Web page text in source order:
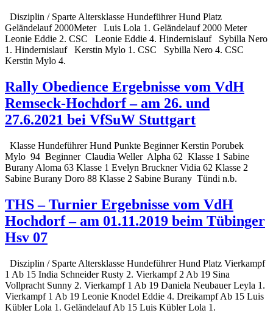
Disziplin / Sparte Altersklasse Hundeführer Hund Platz
Geländelauf 2000Meter Luis Lola 1. Geländelauf 2000 Meter
Leonie Eddie 2. CSC Leonie Eddie 4. Hindernislauf Sybilla Nero
1. Hindernislauf Kerstin Mylo 1. CSC Sybilla Nero 4. CSC
Kerstin Mylo 4.
Rally Obedience Ergebnisse vom VdH
Remseck-Hochdorf – am 26. und
27.6.2021 bei VfSuW Stuttgart
Klasse Hundeführer Hund Punkte Beginner Kerstin Porubek
Mylo 94 Beginner Claudia Weller Alpha 62 Klasse 1 Sabine
Burany Aloma 63 Klasse 1 Evelyn Bruckner Vidia 62 Klasse 2
Sabine Burany Doro 88 Klasse 2 Sabine Burany Tündi n.b.
THS – Turnier Ergebnisse vom VdH
Hochdorf – am 01.11.2019 beim Tübinger
Hsv 07
Disziplin / Sparte Altersklasse Hundeführer Hund Platz Vierkampf
1 Ab 15 India Schneider Rusty 2. Vierkampf 2 Ab 19 Sina
Vollpracht Sunny 2. Vierkampf 1 Ab 19 Daniela Neubauer Leyla 1.
Vierkampf 1 Ab 19 Leonie Knodel Eddie 4. Dreikampf Ab 15 Luis
Kübler Lola 1. Geländelauf Ab 15 Luis Kübler Lola 1.